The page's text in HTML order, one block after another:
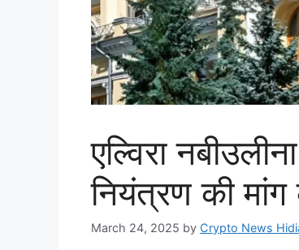
एल्विरा
नियंत्रण की मांग
March 24, 2025 by Crypto News